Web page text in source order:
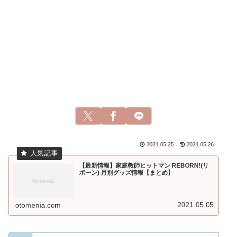
2021.05.25 2021.05.26
【最新情報】家庭教師ヒットマン REBORN!(リ
ボーン) 月別グッズ情報【まとめ】
otomenia.com 2021.05.05